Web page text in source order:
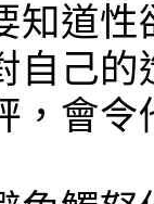
知道
自己
，會